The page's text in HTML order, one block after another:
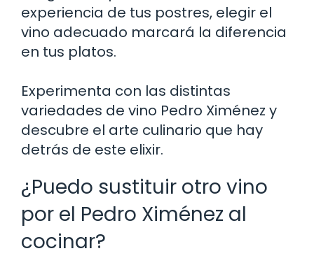
experiencia de tus postres, elegir el
vino adecuado marcará la diferencia
en tus platos.
Experimenta con las distintas
variedades de vino Pedro Ximénez y
descubre el arte culinario que hay
detrás de este elixir.
¿Puedo sustituir otro vino
por el Pedro Ximénez al
cocinar?